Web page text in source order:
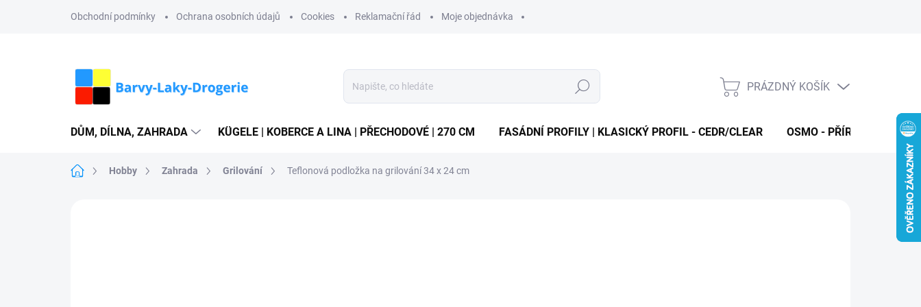
Obchodní podmínky Ochrana osobních údajů Cookies Reklamační řád Moje objednávka
Hledat
NÁKUPNÍ
PRÁZDNÝ KOŠÍK
DŮM, DÍLNA, ZAHRADA KÜGELE | KOBERCE A LINA | PŘECHODOVÉ | 270 CM FASÁDNÍ PROFILY | KLASICKÝ PROFIL - CEDR/CLEAR OSMO - PŘÍRODNÍ OLEJE
Domů Hobby Zahrada Grilování Teflonová podložka na grilování 34 x 24 cm